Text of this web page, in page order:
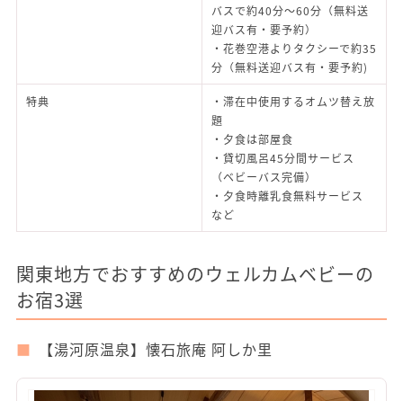
バスで約40分～60分（無料送
迎バス有・要予約）
・花巻空港よりタクシーで約35
分（無料送迎バス有・要予約)
特典
・滞在中使用するオムツ替え放
題
・夕食は部屋食
・貸切風呂45分間サービス
（ベビーバス完備）
・夕食時離乳食無料サービス
など
関東地方でおすすめのウェルカムベビーの
お宿3選
【湯河原温泉】懐石旅庵 阿しか里